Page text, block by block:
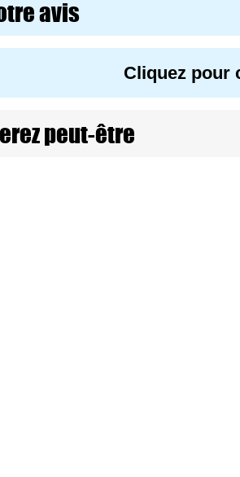
avis
Cliquez pour
peut-être